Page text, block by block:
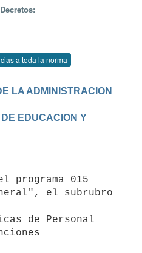
a toda la norma
LA ADMINISTRACION
DE EDUCACION Y
el subrubro
de Personal